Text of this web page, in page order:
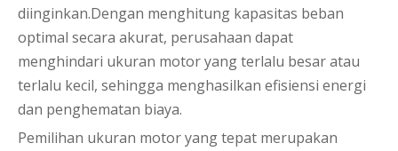
diinginkan.Dengan menghitung kapasitas beban
optimal secara akurat, perusahaan dapat
menghindari ukuran motor yang terlalu besar atau
terlalu kecil, sehingga menghasilkan efisiensi energi
dan penghematan biaya.
Pemilihan ukuran motor yang tepat merupakan